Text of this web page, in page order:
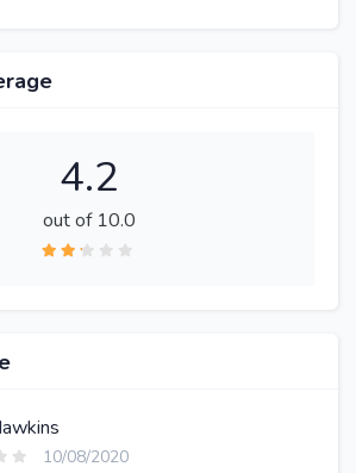
4.2
out of 10.0
10/08/2020